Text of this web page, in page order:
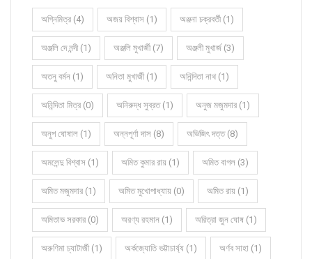
অগ্নিমিত্র (4) অজয় বিশ্বাস (1) অঞ্জনা চক্রবর্তী (1)
অঞ্জলি দে নন্দী (1) অঞ্জলি মুখার্জী (7) অঞ্জলী মুখার্জ (3)
অতনু বর্মন (1) অনিতা মুখার্জী (1) অনিন্দিতা নাথ (1)
অনিন্দিতা মিত্র (0) অনিরুদ্ধ সুব্রত (1) অনুজ মজুমদার (1)
অনুপ ঘোষাল (1) অন্নপূর্ণা দাস (8) অভিজিৎ দত্ত (8)
অমলেন্দু বিশ্বাস (1) অমিত কুমার রায় (1) অমিত বাগল (3)
অমিত মজুমদার (1) অমিত মুখোপাধ্যায় (0) অমিত রায় (1)
অমিতাভ সরকার (0) অরণ্য রহমান (1) অরিত্রা জুন ঘোষ (1)
অরুণিমা চ্যাটার্জী (1) অর্কজ্যোতি ভট্টাচার্য্য (1) অর্ণব সাহা (1)